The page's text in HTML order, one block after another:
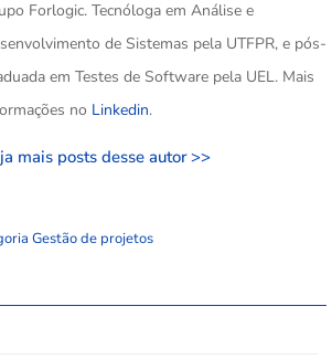
Forlogic. Tecnóloga em Análise e
de Sistemas pela UTFPR, e pós-
em Testes de Software pela UEL. Mais
no Linkedin.
mais posts desse autor >>
Gestão de projetos